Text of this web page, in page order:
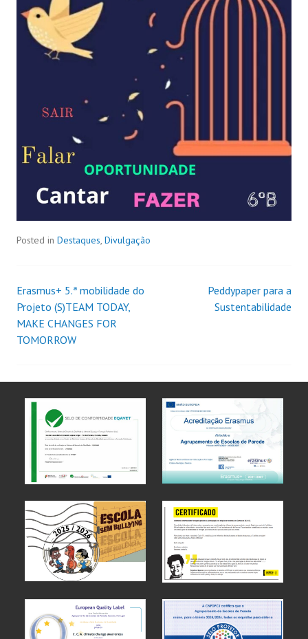
Posted in Destaques, Divulgação
Erasmus+ 5.ª mobilidade do
Projeto (S)TEAM TODAY,
MAKE CHANGES FOR
TOMORROW
Peddypaper para a
Sustentabilidade